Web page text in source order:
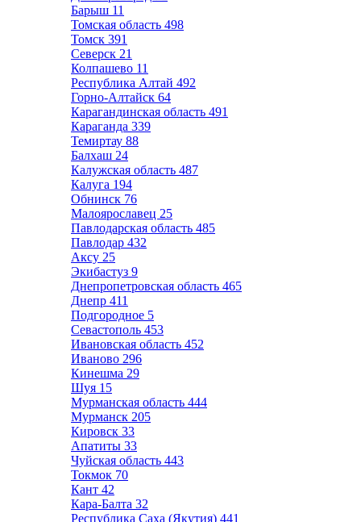
Барыш 11
Томская область 498
Томск 391
Северск 21
Колпашево 11
Республика Алтай 492
Горно-Алтайск 64
Карагандинская область 491
Караганда 339
Темиртау 88
Балхаш 24
Калужская область 487
Калуга 194
Обнинск 76
Малоярославец 25
Павлодарская область 485
Павлодар 432
Аксу 25
Экибастуз 9
Днепропетровская область 465
Днепр 411
Подгородное 5
Севастополь 453
Ивановская область 452
Иваново 296
Кинешма 29
Шуя 15
Мурманская область 444
Мурманск 205
Кировск 33
Апатиты 33
Чуйская область 443
Токмок 70
Кант 42
Кара-Балта 32
Республика Саха (Якутия) 441